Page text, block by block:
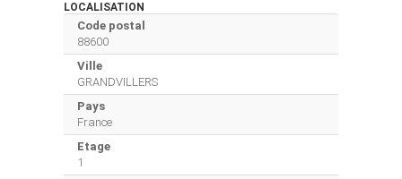
LOCALISATION
Code postal
88600
Ville
GRANDVILLERS
Pays
France
Etage
1